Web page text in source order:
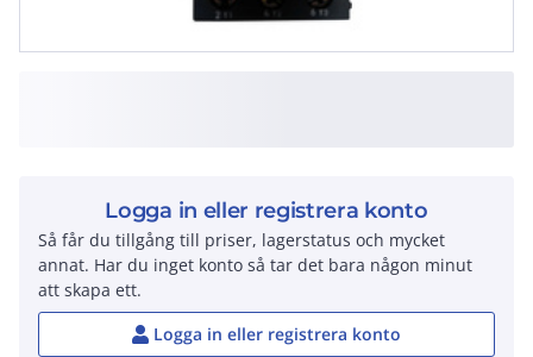
Logga in eller registrera konto
Så får du tillgång till priser, lagerstatus och mycket
annat. Har du inget konto så tar det bara någon minut
att skapa ett.
Logga in eller registrera konto